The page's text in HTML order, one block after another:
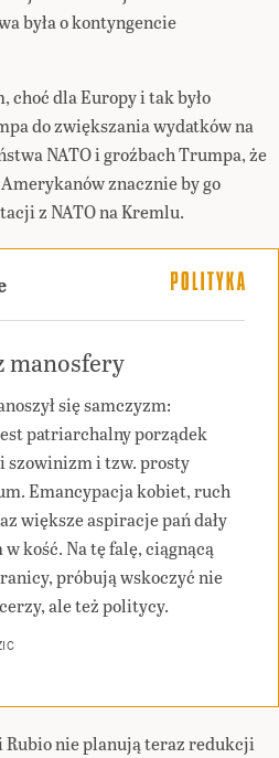
była o kontyngencie
choć dla Europy i tak było
do zwiększania wydatków na
NATO i groźbach Trumpa, że
znacznie by go
z NATO na Kremlu.
manosfery
się samczyzm:
patriarchalny porządek
szowinizm i tzw. prosty
Emancypacja kobiet, ruch
większe aspiracje pań dały
kość. Na tę falę, ciągnącą
próbują wskoczyć nie
ale też politycy.
Rubio nie planują teraz redukcji